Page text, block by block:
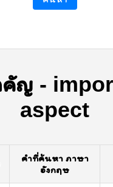
คัญ -
aspect
คำที่ค้นหา ภาษา
อังกฤษ